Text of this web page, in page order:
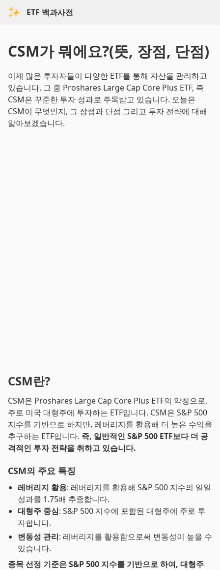
ETF 백과사전
CSM가 뭐에요?(뜻, 장점, 단점)
이제 많은 투자자들이 다양한 ETF를 통해 자산을 관리하고
있습니다. 그 중 Proshares Large Cap Core Plus ETF, 즉
CSM은 꾸준한 투자 성과로 주목받고 있습니다. 오늘은
CSM이 무엇인지, 그 장점과 단점 그리고 투자 전략에 대해
알아보겠습니다.
CSM란?
CSM은 Proshares Large Cap Core Plus ETF의 약칭으로,
주로 미국 대형주에 투자하는 ETF입니다. CSM은 S&P 500
지수를 기반으로 하지만, 레버리지를 활용해 더 높은 수익을
추구하는 ETF입니다. 즉, 일반적인 S&P 500 ETF보다 더 공
격적인 투자 전략을 취하고 있습니다.
CSM의 주요 특징
레버리지 활용: 레버리지를 활용해 S&P 500 지수의 일일
성과를 1.75배 추종합니다.
대형주 중심: S&P 500 지수에 포함된 대형주에 주로 투
자합니다.
변동성 관리: 레버리지를 활용함으로써 변동성이 높을 수
있습니다.
종목 선정 기준은 S&P 500 지수를 기반으로 하여, 대형주